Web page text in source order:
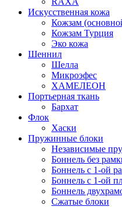
Искусственная кожа
Кожзам
Кожзам Турция
Эко кожа
Шеннил
Шелла
Микроэфес
ХАМЕЛЕОН
Портьерная ткань
Бархат
Флок
Хаски
Пружинные блоки
Независимые
Боннель без
Боннель с 1-ой
Боннель с 1-ой
Боннель
Сжатые блоки